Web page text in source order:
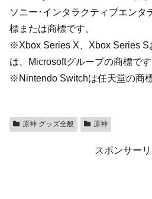
ソニー･インタラクティブエンタ
標または商標です。
※Xbox Series X、Xbox Series S
は、Microsoftグループの商標です
※Nintendo Switchは任天堂の商標
原神 グッズ全般 原神
スポンサー